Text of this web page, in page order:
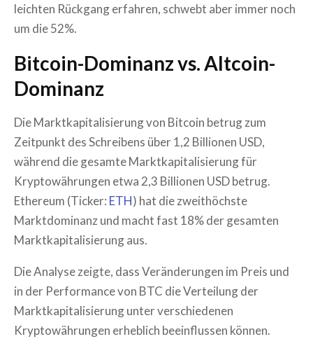
leichten Rückgang erfahren, schwebt aber immer noch
um die 52%.
Bitcoin-Dominanz vs. Altcoin-
Dominanz
Die Marktkapitalisierung von Bitcoin betrug zum
Zeitpunkt des Schreibens über 1,2 Billionen USD,
während die gesamte Marktkapitalisierung für
Kryptowährungen etwa 2,3 Billionen USD betrug.
Ethereum (Ticker: ETH) hat die zweithöchste
Marktdominanz und macht fast 18% der gesamten
Marktkapitalisierung aus.
Die Analyse zeigte, dass Veränderungen im Preis und
in der Performance von BTC die Verteilung der
Marktkapitalisierung unter verschiedenen
Kryptowährungen erheblich beeinflussen können.